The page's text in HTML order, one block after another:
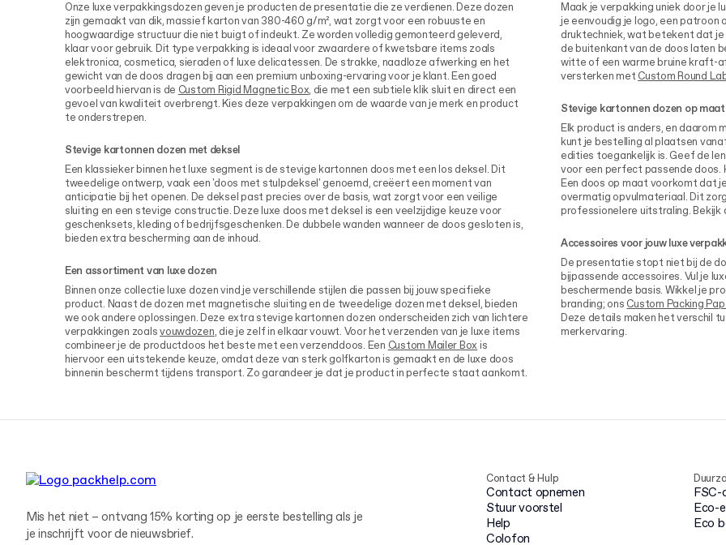
Onze luxe verpakkingsdozen geven je producten de presentatie die ze verdienen. Deze dozen
zijn gemaakt van dik, massief karton van 380-460 g/m², wat zorgt voor een robuuste en
hoogwaardige structuur die niet buigt of indeukt. Ze worden volledig gemonteerd geleverd,
klaar voor gebruik. Dit type verpakking is ideaal voor zwaardere of kwetsbare items zoals
elektronica, cosmetica, sieraden of luxe delicatessen. De strakke, naadloze afwerking en het
gewicht van de doos dragen bij aan een premium unboxing-ervaring voor je klant. Een goed
voorbeeld hiervan is de Custom Rigid Magnetic Box, die met een subtiele klik sluit en direct een
gevoel van kwaliteit overbrengt. Kies deze verpakkingen om de waarde van je merk en product
te onderstrepen.
Stevige kartonnen dozen met deksel
Een klassieker binnen het luxe segment is de stevige kartonnen doos met een los deksel. Dit
tweedelige ontwerp, vaak een 'doos met stulpdeksel' genoemd, creëert een moment van
anticipatie bij het openen. De deksel past precies over de basis, wat zorgt voor een veilige
sluiting en een stevige constructie. Deze luxe doos met deksel is een veelzijdige keuze voor
geschenksets, kleding of bedrijfsgeschenken. De dubbele wanden wanneer de doos gesloten is,
bieden extra bescherming aan de inhoud.
Een assortiment van luxe dozen
Binnen onze collectie luxe dozen vind je verschillende stijlen die passen bij jouw specifieke
product. Naast de dozen met magnetische sluiting en de tweedelige dozen met deksel, bieden
we ook andere oplossingen. Deze extra stevige kartonnen dozen onderscheiden zich van lichtere
verpakkingen zoalsvouwdozen, die je zelf in elkaar vouwt. Voor het verzenden van je luxe items
combineer je de productdoos het beste met een verzenddoos. Een Custom Mailer Box is
hiervoor een uitstekende keuze, omdat deze van sterk golfkarton is gemaakt en de luxe doos
binnenin beschermt tijdens transport. Zo garandeer je dat je product in perfecte staat aankomt.
Maak je verpakking uniek door je
je eenvoudig je logo, een patroon
druktechniek, wat betekent dat je
de buitenkant van de doos laten
witte of een warme bruine kraft-
versterken metCustom Round
Stevige kartonnen dozen op
Elk product is anders, en daarom
kunt je bestelling al plaatsen
edities toegankelijk is. Geef de
voor een perfect passende doos.
Een doos op maat voorkomt dat
overmatig opvulmateriaal. Dit
professionelere uitstraling. Bekijk
Accessoires voor jouw luxe
De presentatie stopt niet bij de
bijpassende accessoires. Vul je
beschermende basis. Wikkel je
branding; ons Custom Packing
Deze details maken het verschil
merkervaring.
Contact & Hulp
Contact opnemen
Stuur voorstel
Help
Colofon
FSC-
Eco-
Eco
Mis het niet – ontvang 15% korting op je eerste bestelling als je
je inschrijft voor de nieuwsbrief.